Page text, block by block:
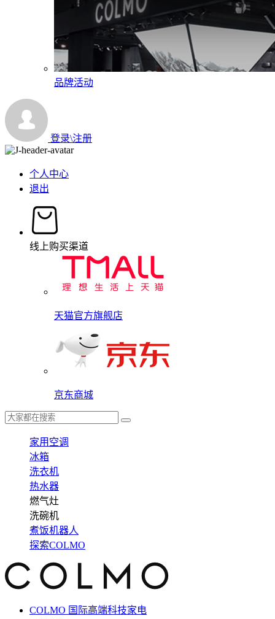
品牌活动
登录\注册
个人中心
退出
线上购买渠道
天猫官方旗舰店
京东商城
家用空调
冰箱
洗衣机
热水器
燃气灶
洗碗机
煮饭机器人
探索COLMO
COLMO 国际高端科技家电